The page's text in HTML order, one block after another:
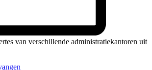
van verschillende administratiekantoren uit